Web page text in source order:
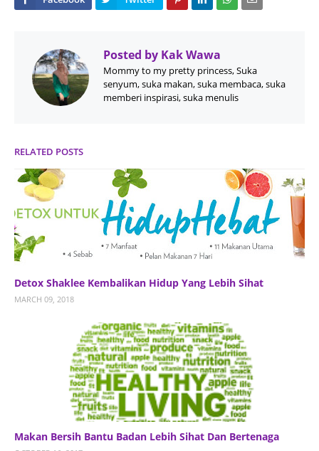
Posted by Kak Wawa
Mommy to my pretty princess, Suka
senyum, suka makan, suka membaca, suka
memberi inspirasi, suka menulis
RELATED POSTS
Detox Shaklee Kembalikan Hidup Yang Lebih Sihat
MARCH 09, 2018
Makan Bersih Bantu Badan Lebih Sihat Dan Bertenaga